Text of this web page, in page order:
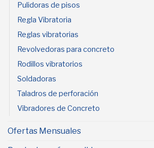
Pulidoras de pisos
Regla Vibratoria
Reglas vibratorias
Revolvedoras para concreto
Rodillos vibratorios
Soldadoras
Taladros de perforación
Vibradores de Concreto
Ofertas Mensuales